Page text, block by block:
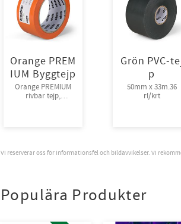
Orange PREM
IUM Byggtejp
Orange PREMIUM
rivbar tejp,
Grön PVC-
p
50mm x 33m.36
rl/krt
Vi reserverar oss för informationsfel och bildavvikelser. Vi
Populära Produkter